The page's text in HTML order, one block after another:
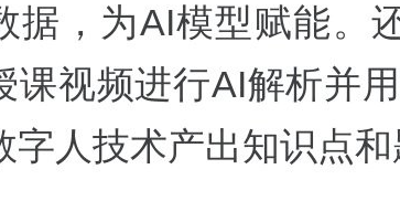
据，为AI模型赋能。
课视频进行AI解析并
字人技术产出知识点和